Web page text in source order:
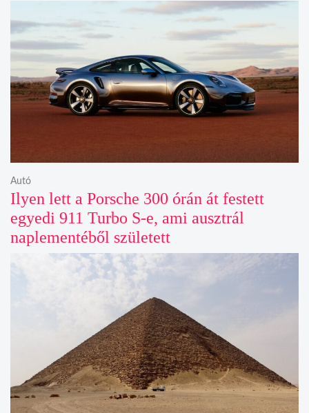
Ilyen lett a Porsche 300 órán át festett
egyedi 911 Turbo S-e, ami ausztrál
naplementéből született
Autó